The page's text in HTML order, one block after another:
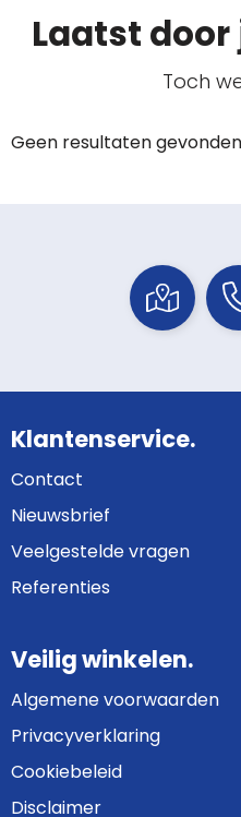
Laatst door
Toch
Geen resultaten
Klantenservice.
Contact
Nieuwsbrief
Veelgestelde vragen
Referenties
Veilig winkelen.
Algemene voorwaarden
Privacyverklaring
Cookiebeleid
Disclaimer